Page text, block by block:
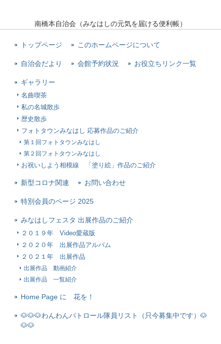
南橋本自治会（みなはしの元気を届ける便利帳）
トップページ このホームページについて
自治会だより 会館予約状況 お役立ちリンク一覧
ギャラリー
名曲喫茶
私の名城散歩
歴史散歩
フォトタウンみなはし 応募作品のご紹介
第１回フォトタウンみなはし
第２回フォトタウンみなはし
お祝いしよう相模線 「塗り絵」作品のご紹介
新型コロナ関連 お問い合わせ
特別会員のページ 2025
みなはしフェスタ 出展作品のご紹介
２０１９年 Video愛蔵版
２０２０年 出展作品アルバム
２０２１年 出展作品
出展作品 動画紹介
出展作品 一覧紹介
Home Page に 花を！
🐶🐶🐶わんわんパトロール隊員リスト（只今募集中です）🐶
🐶🐶